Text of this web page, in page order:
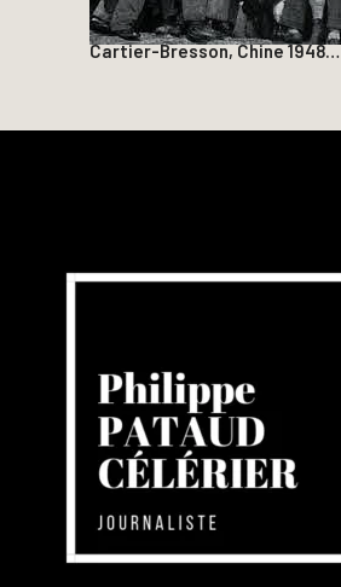
Cartier-Bresson, Chine 1948…